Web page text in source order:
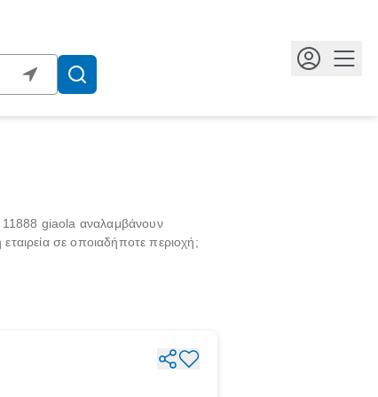
11888 giaola αναλαμβάνουν
σε οποιαδήποτε περιοχή;